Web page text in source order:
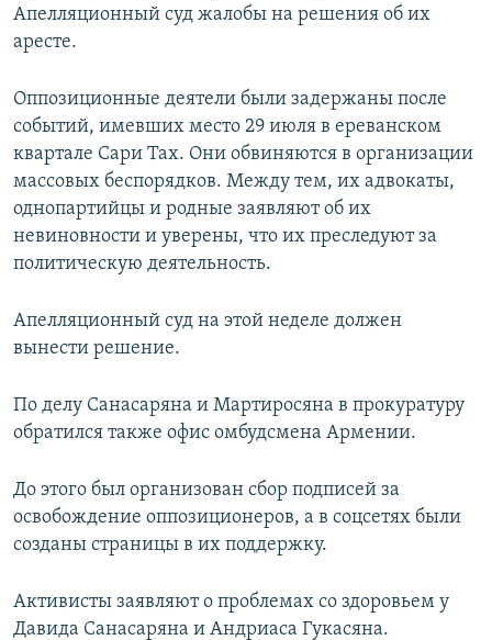
Апелляционный суд жалобы на решения об их
аресте.
Оппозиционные деятели были задержаны после
событий, имевших место 29 июля в ереванском
квартале Сари Тах. Они обвиняются в организации
массовых беспорядков. Между тем, их адвокаты,
однопартийцы и родные заявляют об их
невиновности и уверены, что их преследуют за
политическую деятельность.
Апелляционный суд на этой неделе должен
вынести решение.
По делу Санасаряна и Мартиросяна в прокуратуру
обратился также офис омбудсмена Армении.
До этого был организован сбор подписей за
освобождение оппозиционеров, а в соцсетях были
созданы страницы в их поддержку.
Активисты заявляют о проблемах со здоровьем у
Давида Санасаряна и Андриаса Гукасяна.